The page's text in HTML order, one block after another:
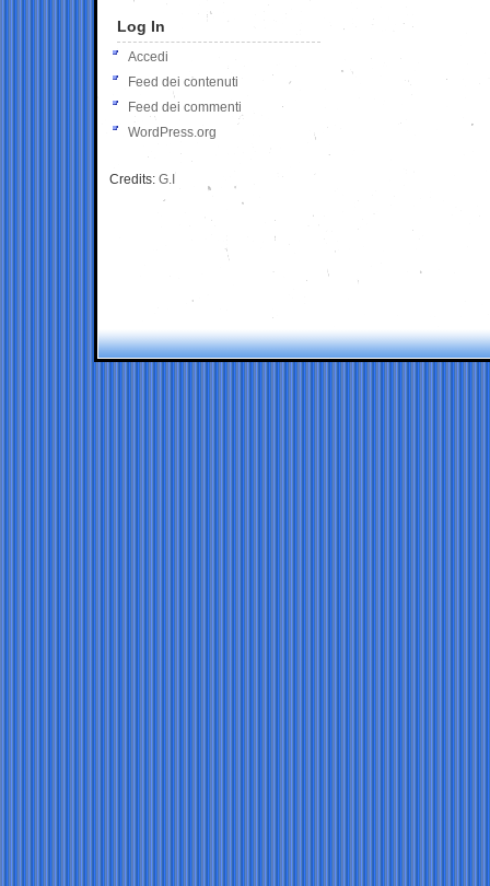
Log In
Accedi
Feed dei contenuti
Feed dei commenti
WordPress.org
Credits: G.I